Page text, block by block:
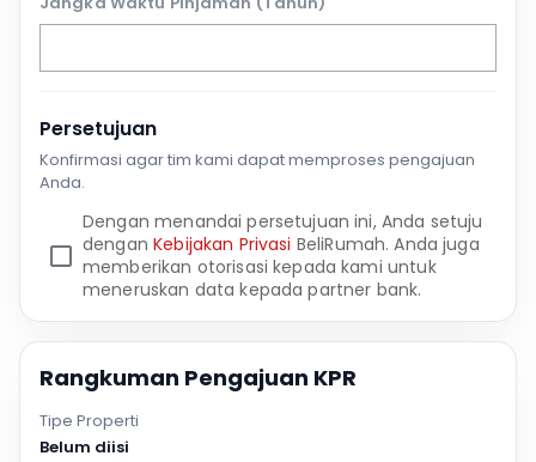
Persetujuan
Konfirmasi agar tim kami dapat memproses pengajuan
Anda.
Dengan menandai persetujuan ini, Anda setuju
denganKebijakan Privasi BeliRumah. Anda juga
memberikan otorisasi kepada kami untuk
meneruskan data kepada partner bank.
Rangkuman Pengajuan KPR
Tipe Properti
Belum diisi